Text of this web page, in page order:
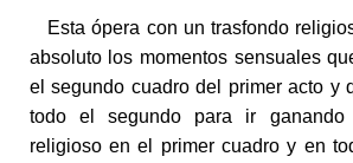
Esta ópera con un trasfondo
absoluto los momentos sensuales
el segundo cuadro del primer acto y
todo el segundo para ir ganando
religioso en el primer cuadro y en